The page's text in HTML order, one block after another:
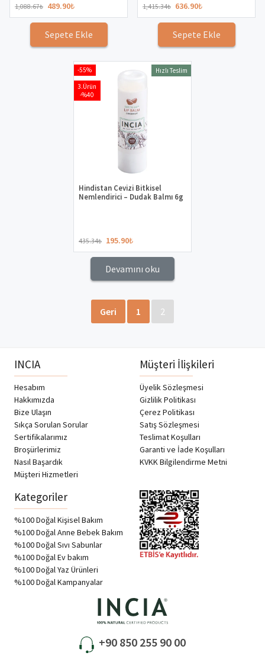
1,088.67₺ 489.90₺
Sepete Ekle
1,415.34₺ 636.90₺
Sepete Ekle
-55%
3.Ürün
-%40
Hızlı Teslim
Hindistan Cevizi Bitkisel
Nemlendirici – Dudak Balmı 6g
435.34₺ 195.90₺
Devamını oku
Geri 1 2
INCIA
Hesabım
Hakkımızda
Bize Ulaşın
Sıkça Sorulan Sorular
Sertifikalarımız
Broşürlerimiz
Nasıl Başardık
Müşteri Hizmetleri
Müşteri İlişkileri
Üyelik Sözleşmesi
Gizlilik Politikası
Çerez Politikası
Satış Sözleşmesi
Teslimat Koşulları
Garanti ve İade Koşulları
KVKK Bilgilendirme Metni
Kategoriler
%100 Doğal Kişisel Bakım
%100 Doğal Anne Bebek Bakım
%100 Doğal Sıvı Sabunlar
%100 Doğal Ev bakım
%100 Doğal Yaz Ürünleri
%100 Doğal Kampanyalar
+90 850 255 90 00